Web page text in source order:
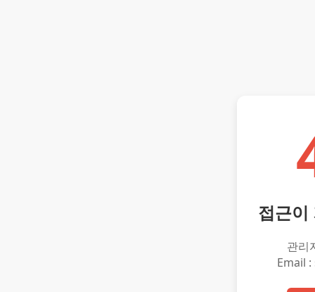
접근이
관리
Email